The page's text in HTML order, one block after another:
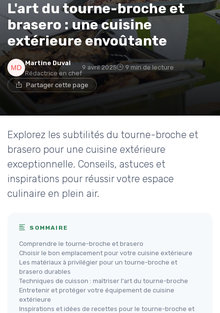
L'art du tourne-broche et
brasero : une cuisine
extérieure envoûtante
Martine Duval
Rédactrice en chef
9 avril 2025 9 min de lecture
Partager cette page
Explorez les subtilités du tourne-broche et
brasero pour une cuisine extérieure
exceptionnelle. Conseils, astuces et
inspirations pour réussir votre espace
culinaire en plein air.
SOMMAIRE
Comprendre le tourne-broche et brasero
Choisir le bon emplacement pour votre cuisine extérieure
Les matériaux à privilégier pour un tourne-broche et
brasero durables
Techniques de cuisson : maîtriser l'art du tourne-broche
Entretenir et protéger votre équipement de cuisine
extérieure
Inspirations et idées de recettes pour le tourne-broche et